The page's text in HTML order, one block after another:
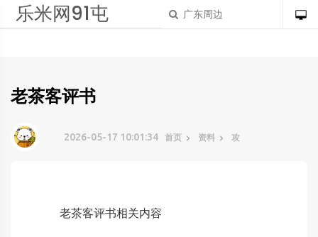
乐米网91屯
老茶客评书
2026-05-17 10:01:34 首页 资料 攻
老茶客评书相关内容